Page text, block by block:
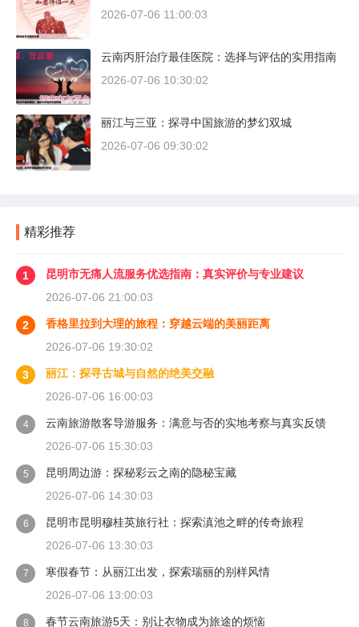
2026-07-06 11:00:03
云南丙肝治疗最佳医院：选择与评估的实用指南
2026-07-06 10:30:02
丽江与三亚：探寻中国旅游的梦幻双城
2026-07-06 09:30:02
精彩推荐
1
昆明市无痛人流服务优选指南：真实评价与专业建议
2026-07-06 21:00:03
2
香格里拉到大理的旅程：穿越云端的美丽距离
2026-07-06 19:30:02
3
丽江：探寻古城与自然的绝美交融
2026-07-06 16:00:03
4
云南旅游散客导游服务：满意与否的实地考察与真实反馈
2026-07-06 15:30:03
5
昆明周边游：探秘彩云之南的隐秘宝藏
2026-07-06 14:30:03
6
昆明市昆明穆桂英旅行社：探索滇池之畔的传奇旅程
2026-07-06 13:30:03
7
寒假春节：从丽江出发，探索瑞丽的别样风情
2026-07-06 13:00:03
8 春节云南旅游5天：别让衣物成为旅途的烦恼